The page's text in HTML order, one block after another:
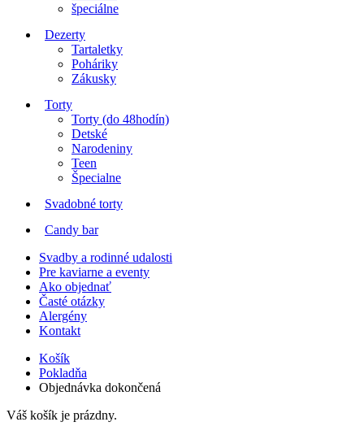
špeciálne
Dezerty
Tartaletky
Poháriky
Zákusky
Torty
Torty (do 48hodín)
Detské
Narodeniny
Teen
Špecialne
Svadobné torty
Candy bar
Svadby a rodinné udalosti
Pre kaviarne a eventy
Ako objednať
Časté otázky
Alergény
Kontakt
Košík
Pokladňa
Objednávka dokončená
Váš košík je prázdny.